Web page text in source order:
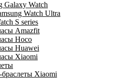
Galaxy Watch
Watch Ultra
S series
Amazfit
Hoco
Huawei
Xiaomi
Xiaomi